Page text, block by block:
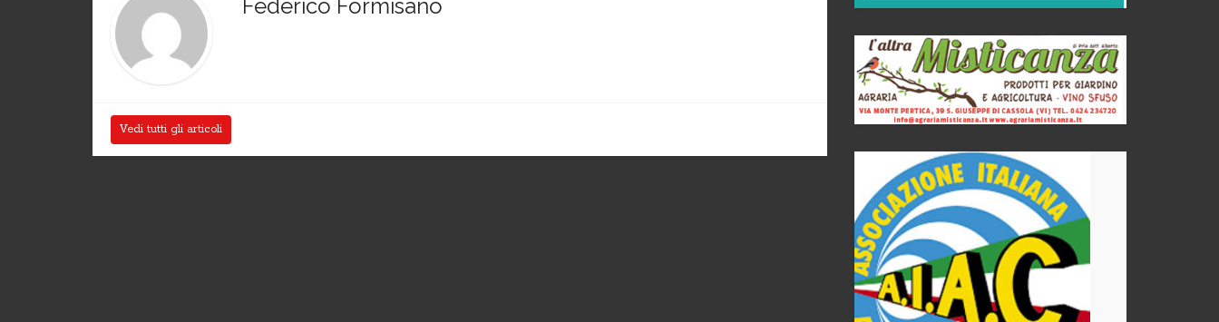
Federico Formisano
Vedi tutti gli articoli